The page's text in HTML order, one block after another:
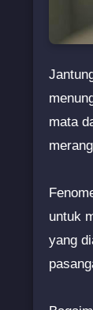
mata
untuk
yang